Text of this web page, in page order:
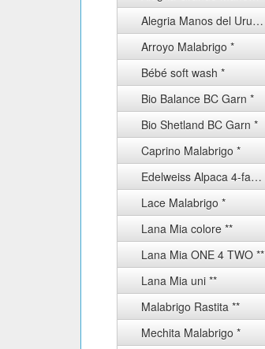
Alegria Manos del Uruguay *
Arroyo Malabrigo *
Bébé soft wash *
Bio Balance BC Garn *
Bio Shetland BC Garn *
Caprino Malabrigo *
Edelweiss Alpaca 4-fach *
Lace Malabrigo *
Lana Mia colore **
Lana Mia ONE 4 TWO **
Lana Mia uni **
Malabrigo Rastita **
Mechita Malabrigo *